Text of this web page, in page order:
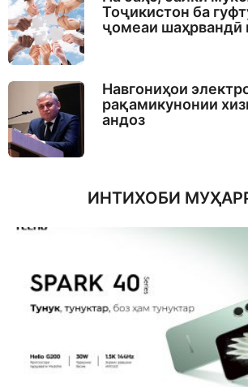
Тоҷикистон ба
ҷомеаи шаҳрвандӣ
Навгониҳои
рақамикунонии
андоз
ИНТИХОБИ